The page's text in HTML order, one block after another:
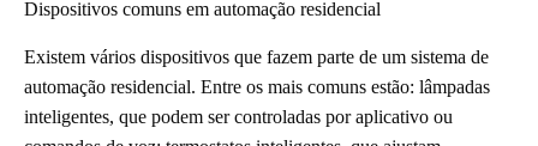
Dispositivos comuns em automação residencial
Existem vários dispositivos que fazem parte de um sistema de
automação residencial. Entre os mais comuns estão: lâmpadas
inteligentes, que podem ser controladas por aplicativo ou